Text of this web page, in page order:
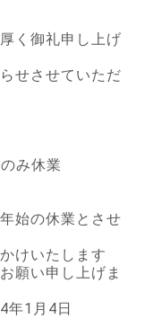
く御礼申し上げ
せさせていただ
み休業
始の休業とさせ
けいたします
願い申し上げま
年1月4日